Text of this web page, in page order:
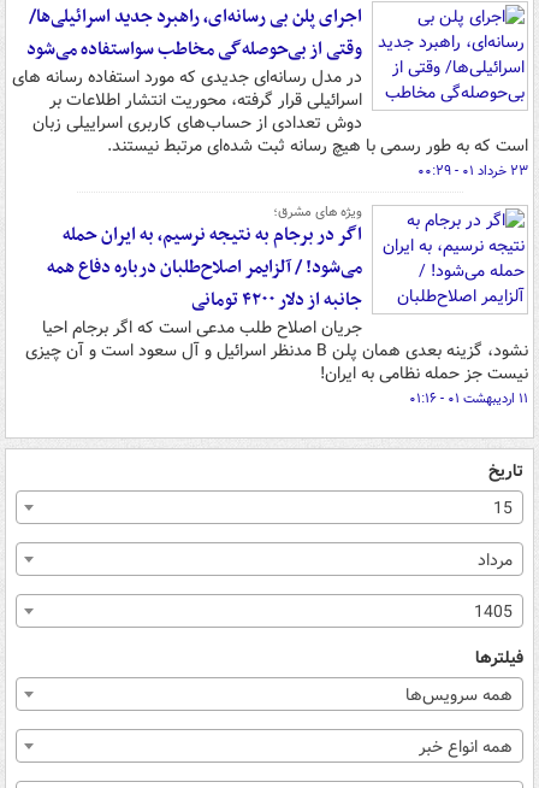
اجرای پلن بی رسانه‌ای، راهبرد جدید اسرائیلی‌ها/
وقتی از بی‌حوصله‌گی مخاطب سواستفاده می‎‌شود
در مدل رسانه‌ای جدیدی که مورد استفاده رسانه های
اسرائیلی قرار گرفته، محوریت انتشار اطلاعات بر
دوش تعدادی از حساب‌های کاربری اسراییلی زبان
است که به طور رسمی با هیچ رسانه ثبت شده‌ای مرتبط نیستند.
۲۳ خرداد ۰۱ - ۰۰:۲۹
ویژه های مشرق؛
اگر در برجام به نتیجه نرسیم، به ایران حمله
می‌شود! / آلزایمر اصلاح‌طلبان درباره دفاع همه
جانبه از دلار ۴۲۰۰ تومانی
جریان اصلاح طلب مدعی است که اگر برجام احیا
نشود، گزینه بعدی همان پلن B مدنظر اسرائیل و آل سعود است و آن چیزی
نیست جز حمله نظامی به ایران!
۱۱ اردیبهشت ۰۱ - ۰۱:۱۶
تاریخ
15
مرداد
1405
فیلترها
همه سرویس‌ها
همه انواع خبر